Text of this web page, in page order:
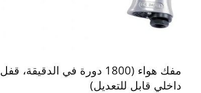
مفك هواء (1800 دورة في الدقيقة، قفل
داخلي قابل للتعديل)